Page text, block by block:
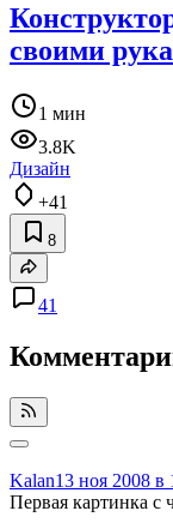
своими
1 мин
3.8K
Дизайн
+41
8
41
Kalan13 ноя 2008 в
Первая картинка с